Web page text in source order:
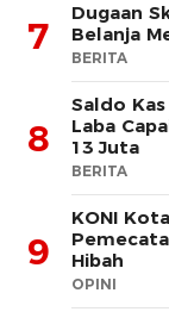
7
Dugaan
Belanja
BERITA
8
Saldo
Laba
13 Juta
BERITA
9
KONI
Hibah
OPINI